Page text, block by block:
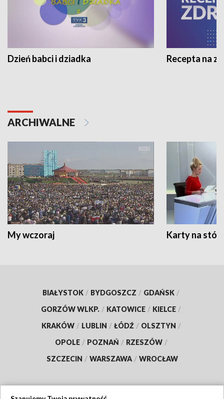
Dzień babci i dziadka Recepta na
ARCHIWALNE
My wczoraj Karty na
BIAŁYSTOK / BYDGOSZCZ / GDAŃSK /
GORZÓW WLKP. / KATOWICE / KIELCE /
KRAKÓW / LUBLIN / ŁÓDŹ / OLSZTYN /
OPOLE / POZNAŃ / RZESZÓW /
SZCZECIN / WARSZAWA / WROCŁAW